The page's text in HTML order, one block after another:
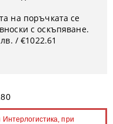
при
на поръчката се
с оскъпяване.
/ €1022.61